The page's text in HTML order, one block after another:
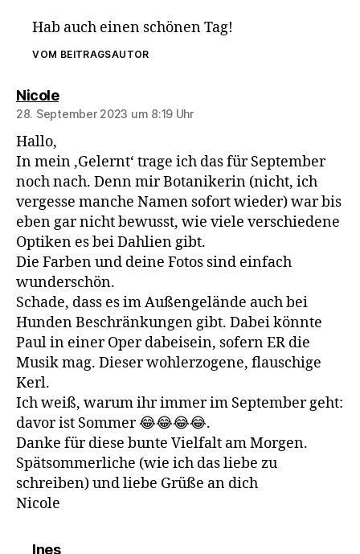
Hab auch einen schönen Tag!
VOM BEITRAGSAUTOR
Nicolesagt:
28. September 2023 um 8:19 Uhr
Hallo,
In mein ‚Gelernt‘ trage ich das für September
noch nach. Denn mir Botanikerin (nicht, ich
vergesse manche Namen sofort wieder) war bis
eben gar nicht bewusst, wie viele verschiedene
Optiken es bei Dahlien gibt.
Die Farben und deine Fotos sind einfach
wunderschön.
Schade, dass es im Außengelände auch bei
Hunden Beschränkungen gibt. Dabei könnte
Paul in einer Oper dabeisein, sofern ER die
Musik mag. Dieser wohlerzogene, flauschige
Kerl.
Ich weiß, warum ihr immer im September geht:
davor ist Sommer 😂😂😂😂.
Danke für diese bunte Vielfalt am Morgen.
Spätsommerliche (wie ich das liebe zu
schreiben) und liebe Grüße an dich
Nicole
Inessagt: